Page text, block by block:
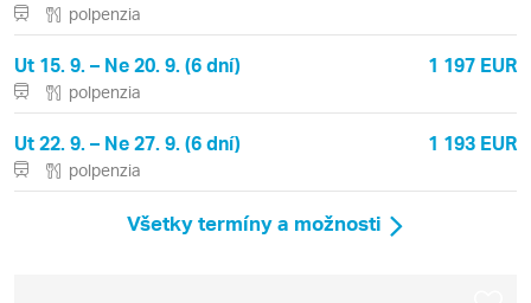
polpenzia
Ut 15. 9. – Ne 20. 9. (6 dní) 1 197 EUR
polpenzia
Ut 22. 9. – Ne 27. 9. (6 dní) 1 193 EUR
polpenzia
Všetky termíny a možnosti